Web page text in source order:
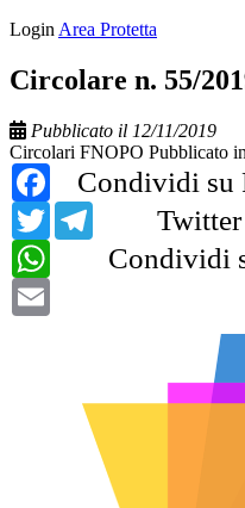
Login Area Protetta
Circolare n. 55/
Pubblicato il 12/11/2019
Circolari FNOPO Pubblicato
Condividi su
Facebook
Twitter
TwitterTelegram
Condividi
WhatsApp